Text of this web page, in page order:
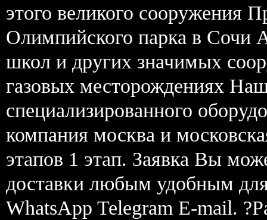
этого великого сооружения
Олимпийского парка в Сочи
школ и других значимых
газовых месторождениях
специализированного
компания москва и
этапов 1 этап. Заявка Вы
доставки любым удобным
WhatsApp Telegram E-mail.